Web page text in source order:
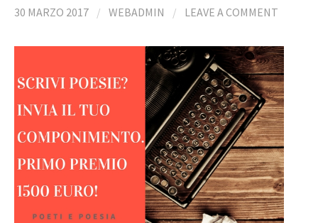
30 MARZO 2017 / WEBADMIN / LEAVE A COMMENT